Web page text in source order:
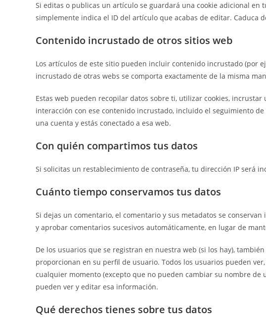
Si editas o publicas un artículo se guardará una cookie adicional en
simplemente indica el ID del artículo que acabas de editar. Caduca
Contenido incrustado de otros sitios web
Los artículos de este sitio pueden incluir contenido incrustado (por
incrustado de otras webs se comporta exactamente de la misma
Estas web pueden recopilar datos sobre ti, utilizar cookies,
interacción con ese contenido incrustado, incluido el seguimiento
una cuenta y estás conectado a esa web.
Con quién compartimos tus datos
Si solicitas un restablecimiento de contraseña, tu dirección IP será
Cuánto tiempo conservamos tus datos
Si dejas un comentario, el comentario y sus metadatos se
y aprobar comentarios sucesivos automáticamente, en lugar de
De los usuarios que se registran en nuestra web (si los hay),
proporcionan en su perfil de usuario. Todos los usuarios pueden
cualquier momento (excepto que no pueden cambiar su nombre de
pueden ver y editar esa información.
Qué derechos tienes sobre tus datos